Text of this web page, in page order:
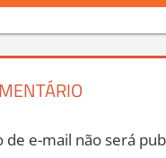
de e-mail não será